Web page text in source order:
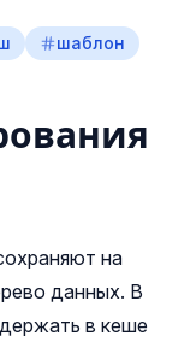
шаблон
на
данных. В
в кеше